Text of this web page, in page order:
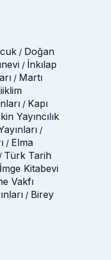
/ Doğan
/ İnkılap
/ Martı
/ Kapı
Yayıncılık
/
/ Elma
/ Türk Tarih
İmge Kitabevi
Vakfı
/ Birey